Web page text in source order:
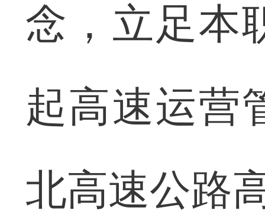
念，立足本
起高速运营
北高速公路